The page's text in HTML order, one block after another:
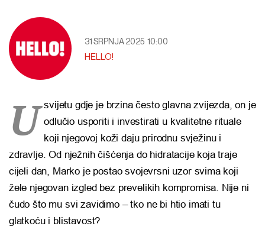
31 SRPNJA 2025 10:00
HELLO!
U svijetu gdje je brzina često glavna zvijezda, on je
odlučio usporiti i investirati u kvalitetne rituale
koji njegovoj koži daju prirodnu svježinu i
zdravlje. Od nježnih čišćenja do hidratacije koja traje
cijeli dan, Marko je postao svojevrsni uzor svima koji
žele njegovan izgled bez prevelikih kompromisa. Nije ni
čudo što mu svi zavidimo – tko ne bi htio imati tu
glatkoću i blistavost?